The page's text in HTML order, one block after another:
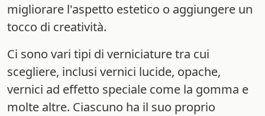
migliorare l'aspetto estetico o aggiungere un
tocco di creatività.
Ci sono vari tipi di verniciature tra cui
scegliere, inclusi vernici lucide, opache,
vernici ad effetto speciale come la gomma e
molte altre. Ciascuno ha il suo proprio